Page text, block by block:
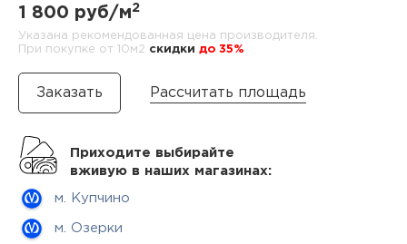
1 800 руб/м2
Указана рекомендованная цена производителя.
При покупке от 10м2 cкидки до 35%
Рассчитать площадь
Приходите выбирайте
вживую в наших магазинах:
м. Купчино
м. Озерки